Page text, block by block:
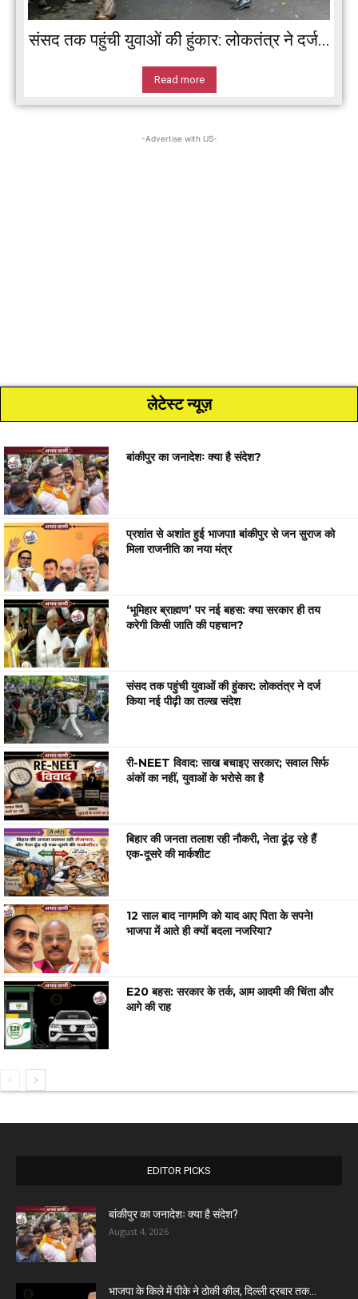
संसद तक पहुंची युवाओं की हुंकार: लोकतंत्र ने दर्ज...
Read more
-Advertise with US-
लेटेस्ट न्यूज़
बांकीपुर का जनादेशः क्या है संदेश?
प्रशांत से अशांत हुई भाजपा! बांकीपुर से जन सुराज को
मिला राजनीति का नया मंत्र
‘भूमिहार ब्राह्मण’ पर नई बहस: क्या सरकार ही तय
करेगी किसी जाति की पहचान?
संसद तक पहुंची युवाओं की हुंकार: लोकतंत्र ने दर्ज
किया नई पीढ़ी का तल्ख संदेश
री-NEET विवाद: साख बचाइए सरकार; सवाल सिर्फ
अंकों का नहीं, युवाओं के भरोसे का है
बिहार की जनता तलाश रही नौकरी, नेता ढूंढ़ रहे हैं
एक-दूसरे की मार्कशीट
12 साल बाद नागमणि को याद आए पिता के सपने!
भाजपा में आते ही क्यों बदला नजरिया?
E20 बहस: सरकार के तर्क, आम आदमी की चिंता और
आगे की राह
EDITOR PICKS
बांकीपुर का जनादेशः क्या है संदेश?
August 4, 2026
भाजपा के किले में पीके ने ठोकी कील, दिल्ली दरबार तक...